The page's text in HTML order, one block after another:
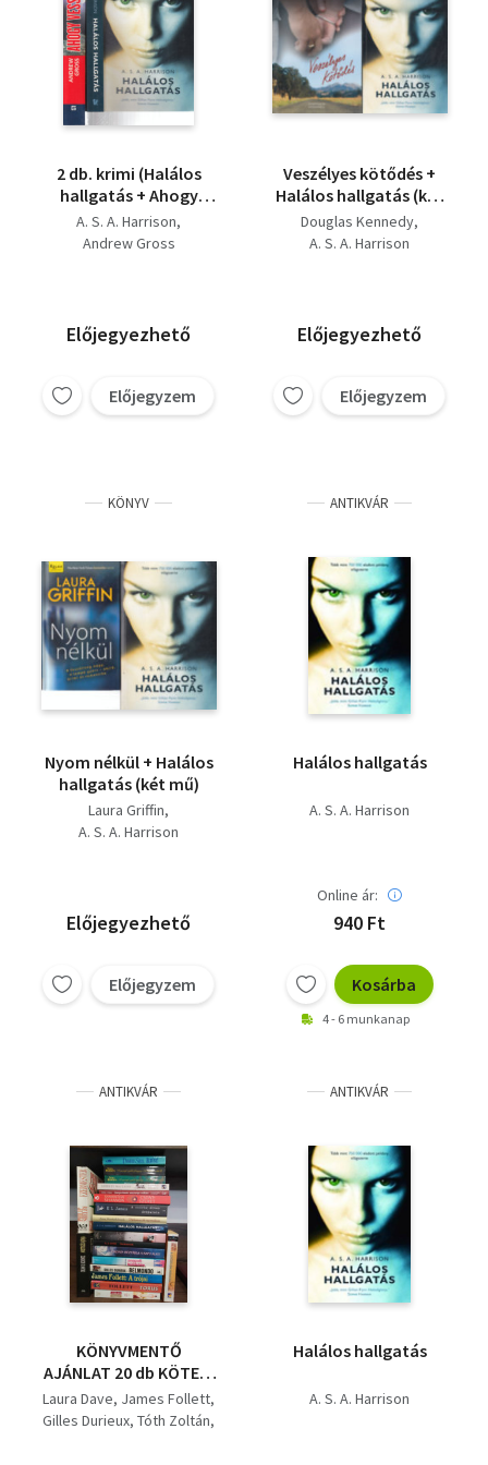
2 db. krimi (Halálos
hallgatás + Ahogy
vesszük)
A. S. A. Harrison
Andrew Gross
Előjegyezhető
Előjegyzem
Veszélyes kötődés +
Halálos hallgatás (két
mű)
Douglas Kennedy
A. S. A. Harrison
Előjegyezhető
Előjegyzem
KÖNYV
Nyom nélkül + Halálos
hallgatás (két mű)
Laura Griffin
A. S. A. Harrison
Előjegyezhető
Előjegyzem
ANTIKVÁR
Halálos hallgatás
A. S. A. Harrison
Online ár:
940 Ft
Kosárba
4 - 6 munkanap
ANTIKVÁR
KÖNYVMENTŐ
AJÁNLAT 20 db KÖTET:
A válás ünnepe+
Torus+ A trójai+
Laura Dave James Follett
Gilles Durieux Tóth Zoltán
ANTIKVÁR
Halálos hallgatás
A. S. A. Harrison